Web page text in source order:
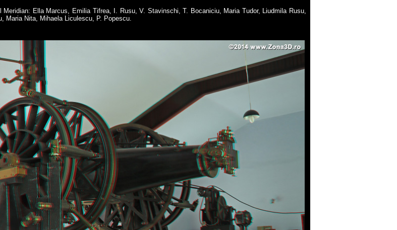
Ella Marcus, Emilia Tifrea, I. Rusu, V. Stavinschi, T. Bocaniciu, Maria Tudor, Liudmila Rusu,
Maria Nita, Mihaela Liculescu, P. Popescu.